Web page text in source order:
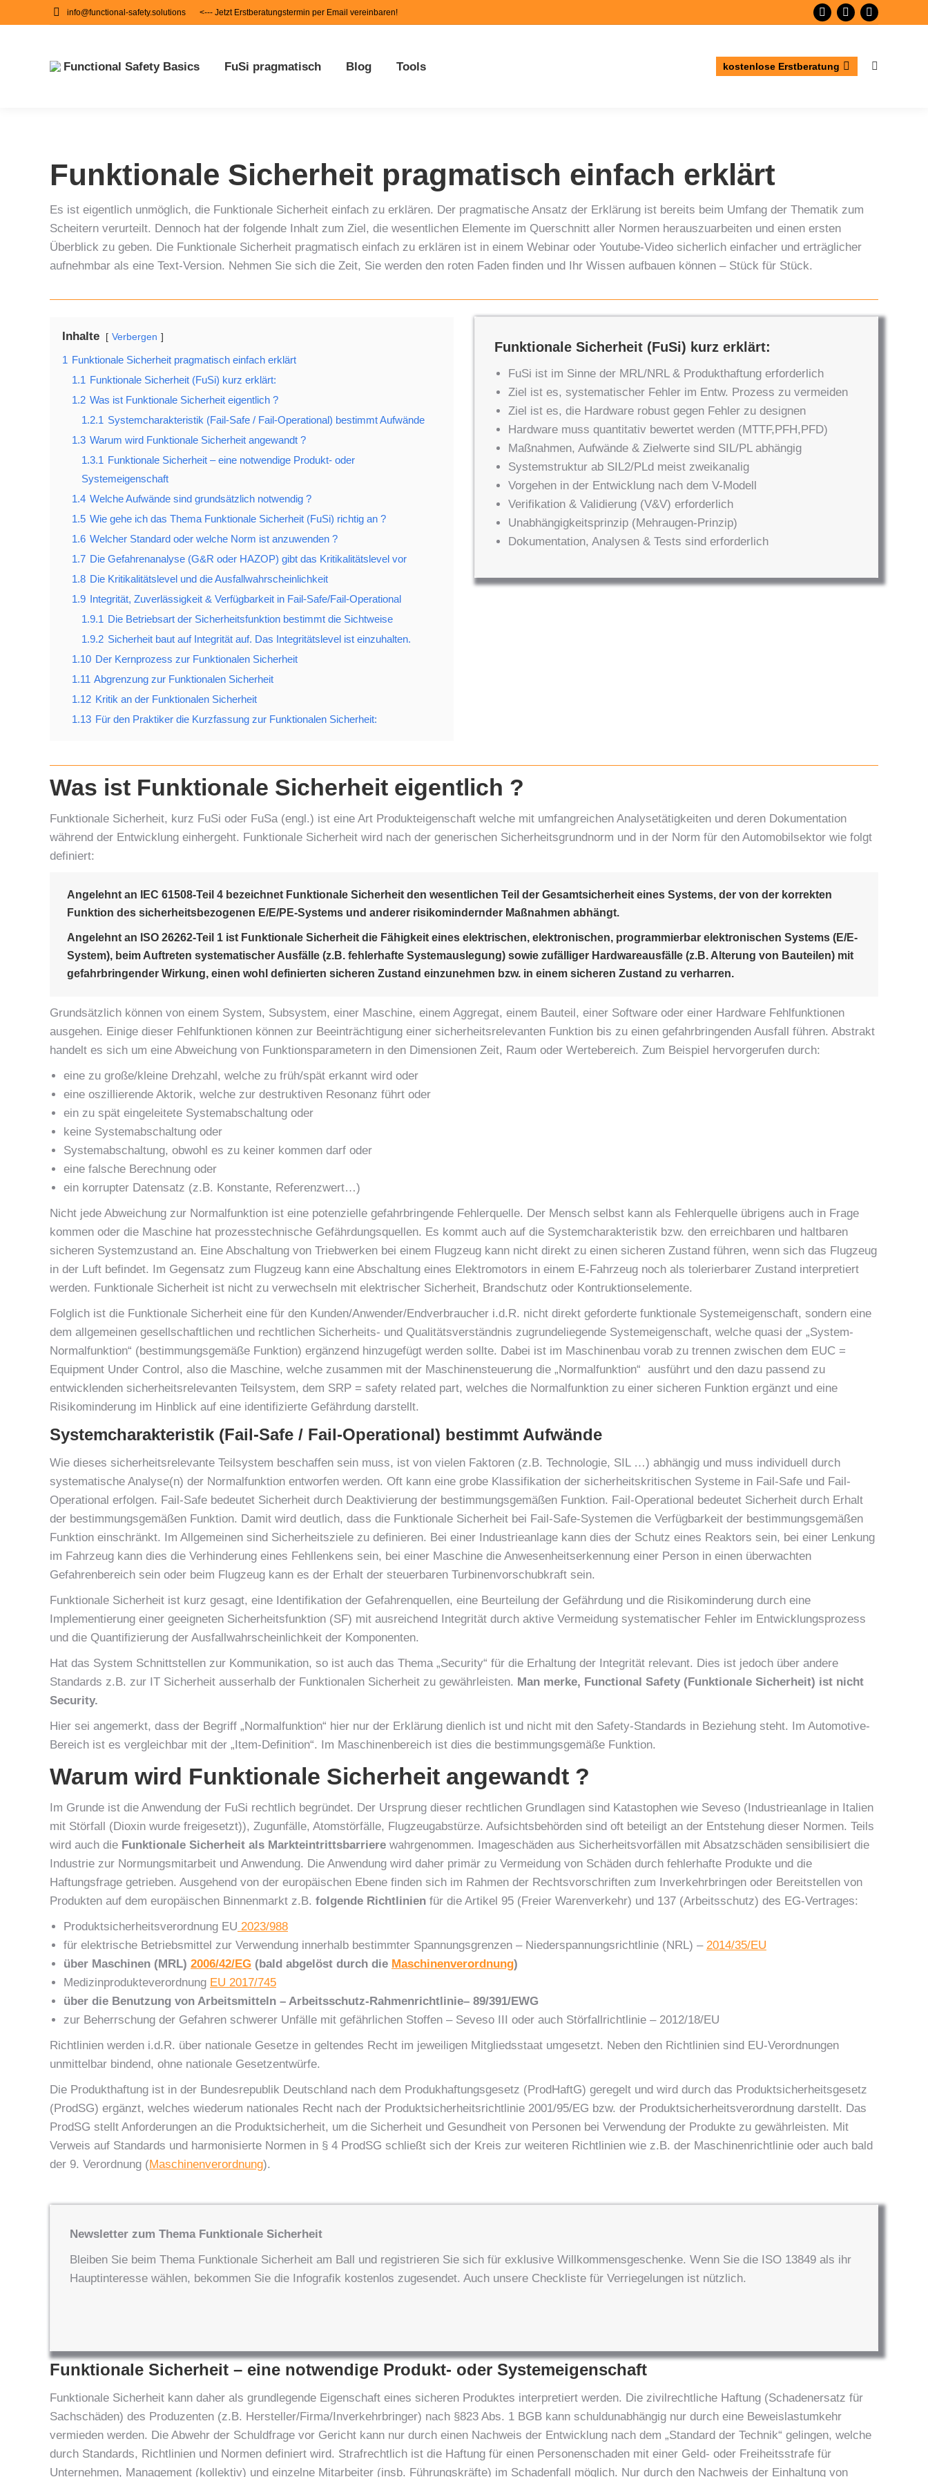
info@functional-safety.solutions <--- Jetzt Erstberatungstermin per Email vereinbaren!
YouTube
opens
in
Linkedin
opens
in
XING
Functional Safety Basics FuSi pragmatisch Blog Tools kostenlose Erstberatung Search:
Funktionale Sicherheit pragmatisch einfach erklärt
Es ist eigentlich unmöglich, die Funktionale Sicherheit einfach zu erklären. Der pragmatische Ansatz der Erklärung ist bereits beim Umfang der Thematik zum
Scheitern verurteilt. Dennoch hat der folgende Inhalt zum Ziel, die wesentlichen Elemente im Querschnitt aller Normen herauszuarbeiten und einen ersten
Überblick zu geben. Die Funktionale Sicherheit pragmatisch einfach zu erklären ist in einem Webinar oder Youtube-Video sicherlich einfacher und erträglicher
aufnehmbar als eine Text-Version. Nehmen Sie sich die Zeit, Sie werden den roten Faden finden und Ihr Wissen aufbauen können – Stück für Stück.
Inhalte Verbergen
1 Funktionale Sicherheit pragmatisch einfach erklärt
1.1 Funktionale Sicherheit (FuSi) kurz erklärt:
1.2 Was ist Funktionale Sicherheit eigentlich ?
1.2.1 Systemcharakteristik (Fail-Safe / Fail-Operational) bestimmt Aufwände
1.3 Warum wird Funktionale Sicherheit angewandt ?
1.3.1 Funktionale Sicherheit – eine notwendige Produkt- oder
Systemeigenschaft
1.4 Welche Aufwände sind grundsätzlich notwendig ?
1.5 Wie gehe ich das Thema Funktionale Sicherheit (FuSi) richtig an ?
1.6 Welcher Standard oder welche Norm ist anzuwenden ?
1.7 Die Gefahrenanalyse (G&R oder HAZOP) gibt das Kritikalitätslevel vor
1.8 Die Kritikalitätslevel und die Ausfallwahrscheinlichkeit
1.9 Integrität, Zuverlässigkeit & Verfügbarkeit in Fail-Safe/Fail-Operational
1.9.1 Die Betriebsart der Sicherheitsfunktion bestimmt die Sichtweise
1.9.2 Sicherheit baut auf Integrität auf. Das Integritätslevel ist einzuhalten.
1.10 Der Kernprozess zur Funktionalen Sicherheit
1.11 Abgrenzung zur Funktionalen Sicherheit
1.12 Kritik an der Funktionalen Sicherheit
1.13 Für den Praktiker die Kurzfassung zur Funktionalen Sicherheit:
Funktionale Sicherheit (FuSi) kurz erklärt:
FuSi ist im Sinne der MRL/NRL & Produkthaftung erforderlich
Ziel ist es, systematischer Fehler im Entw. Prozess zu vermeiden
Ziel ist es, die Hardware robust gegen Fehler zu designen
Hardware muss quantitativ bewertet werden (MTTF,PFH,PFD)
Maßnahmen, Aufwände & Zielwerte sind SIL/PL abhängig
Systemstruktur ab SIL2/PLd meist zweikanalig
Vorgehen in der Entwicklung nach dem V-Modell
Verifikation & Validierung (V&V) erforderlich
Unabhängigkeitsprinzip (Mehraugen-Prinzip)
Dokumentation, Analysen & Tests sind erforderlich
Was ist Funktionale Sicherheit eigentlich ?
Funktionale Sicherheit, kurz FuSi oder FuSa (engl.) ist eine Art Produkteigenschaft welche mit umfangreichen Analysetätigkeiten und deren Dokumentation
während der Entwicklung einhergeht. Funktionale Sicherheit wird nach der generischen Sicherheitsgrundnorm und in der Norm für den Automobilsektor wie folgt
definiert:
Angelehnt an IEC 61508-Teil 4 bezeichnet Funktionale Sicherheit den wesentlichen Teil der Gesamtsicherheit eines Systems, der von der korrekten
Funktion des sicherheitsbezogenen E/E/PE-Systems und anderer risikomindernder Maßnahmen abhängt.
Angelehnt an ISO 26262-Teil 1 ist Funktionale Sicherheit die Fähigkeit eines elektrischen, elektronischen, programmierbar elektronischen Systems (E/E-
System), beim Auftreten systematischer Ausfälle (z.B. fehlerhafte Systemauslegung) sowie zufälliger Hardwareausfälle (z.B. Alterung von Bauteilen) mit
gefahrbringender Wirkung, einen wohl definierten sicheren Zustand einzunehmen bzw. in einem sicheren Zustand zu verharren.
Grundsätzlich können von einem System, Subsystem, einer Maschine, einem Aggregat, einem Bauteil, einer Software oder einer Hardware Fehlfunktionen
ausgehen. Einige dieser Fehlfunktionen können zur Beeinträchtigung einer sicherheitsrelevanten Funktion bis zu einen gefahrbringenden Ausfall führen. Abstrakt
handelt es sich um eine Abweichung von Funktionsparametern in den Dimensionen Zeit, Raum oder Wertebereich. Zum Beispiel hervorgerufen durch:
eine zu große/kleine Drehzahl, welche zu früh/spät erkannt wird oder
eine oszillierende Aktorik, welche zur destruktiven Resonanz führt oder
ein zu spät eingeleitete Systemabschaltung oder
keine Systemabschaltung oder
Systemabschaltung, obwohl es zu keiner kommen darf oder
eine falsche Berechnung oder
ein korrupter Datensatz (z.B. Konstante, Referenzwert…)
Nicht jede Abweichung zur Normalfunktion ist eine potenzielle gefahrbringende Fehlerquelle. Der Mensch selbst kann als Fehlerquelle übrigens auch in Frage
kommen oder die Maschine hat prozesstechnische Gefährdungsquellen. Es kommt auch auf die Systemcharakteristik bzw. den erreichbaren und haltbaren
sicheren Systemzustand an. Eine Abschaltung von Triebwerken bei einem Flugzeug kann nicht direkt zu einen sicheren Zustand führen, wenn sich das Flugzeug
in der Luft befindet. Im Gegensatz zum Flugzeug kann eine Abschaltung eines Elektromotors in einem E-Fahrzeug noch als tolerierbarer Zustand interpretiert
werden. Funktionale Sicherheit ist nicht zu verwechseln mit elektrischer Sicherheit, Brandschutz oder Kontruktionselemente.
Folglich ist die Funktionale Sicherheit eine für den Kunden/Anwender/Endverbraucher i.d.R. nicht direkt geforderte funktionale Systemeigenschaft, sondern eine
dem allgemeinen gesellschaftlichen und rechtlichen Sicherheits- und Qualitätsverständnis zugrundeliegende Systemeigenschaft, welche quasi der „System-
Normalfunktion“ (bestimmungsgemäße Funktion) ergänzend hinzugefügt werden sollte. Dabei ist im Maschinenbau vorab zu trennen zwischen dem EUC =
Equipment Under Control, also die Maschine, welche zusammen mit der Maschinensteuerung die „Normalfunktion“ ausführt und den dazu passend zu
entwicklenden sicherheitsrelevanten Teilsystem, dem SRP = safety related part, welches die Normalfunktion zu einer sicheren Funktion ergänzt und eine
Risikominderung im Hinblick auf eine identifizierte Gefährdung darstellt.
Systemcharakteristik (Fail-Safe / Fail-Operational) bestimmt Aufwände
Wie dieses sicherheitsrelevante Teilsystem beschaffen sein muss, ist von vielen Faktoren (z.B. Technologie, SIL …) abhängig und muss individuell durch
systematische Analyse(n) der Normalfunktion entworfen werden. Oft kann eine grobe Klassifikation der sicherheitskritischen Systeme in Fail-Safe und Fail-
Operational erfolgen. Fail-Safe bedeutet Sicherheit durch Deaktivierung der bestimmungsgemäßen Funktion. Fail-Operational bedeutet Sicherheit durch Erhalt
der bestimmungsgemäßen Funktion. Damit wird deutlich, dass die Funktionale Sicherheit bei Fail-Safe-Systemen die Verfügbarkeit der bestimmungsgemäßen
Funktion einschränkt. Im Allgemeinen sind Sicherheitsziele zu definieren. Bei einer Industrieanlage kann dies der Schutz eines Reaktors sein, bei einer Lenkung
im Fahrzeug kann dies die Verhinderung eines Fehllenkens sein, bei einer Maschine die Anwesenheitserkennung einer Person in einen überwachten
Gefahrenbereich sein oder beim Flugzeug kann es der Erhalt der steuerbaren Turbinenvorschubkraft sein.
Funktionale Sicherheit ist kurz gesagt, eine Identifikation der Gefahrenquellen, eine Beurteilung der Gefährdung und die Risikominderung durch eine
Implementierung einer geeigneten Sicherheitsfunktion (SF) mit ausreichend Integrität durch aktive Vermeidung systematischer Fehler im Entwicklungsprozess
und die Quantifizierung der Ausfallwahrscheinlichkeit der Komponenten.
Hat das System Schnittstellen zur Kommunikation, so ist auch das Thema „Security“ für die Erhaltung der Integrität relevant. Dies ist jedoch über andere
Standards z.B. zur IT Sicherheit ausserhalb der Funktionalen Sicherheit zu gewährleisten. Man merke, Functional Safety (Funktionale Sicherheit) ist nicht
Security.
Hier sei angemerkt, dass der Begriff „Normalfunktion“ hier nur der Erklärung dienlich ist und nicht mit den Safety-Standards in Beziehung steht. Im Automotive-
Bereich ist es vergleichbar mit der „Item-Definition“. Im Maschinenbereich ist dies die bestimmungsgemäße Funktion.
Warum wird Funktionale Sicherheit angewandt ?
Im Grunde ist die Anwendung der FuSi rechtlich begründet. Der Ursprung dieser rechtlichen Grundlagen sind Katastophen wie Seveso (Industrieanlage in Italien
mit Störfall (Dioxin wurde freigesetzt)), Zugunfälle, Atomstörfälle, Flugzeugabstürze. Aufsichtsbehörden sind oft beteiligt an der Entstehung dieser Normen. Teils
wird auch die Funktionale Sicherheit als Markteintrittsbarriere wahrgenommen. Imageschäden aus Sicherheitsvorfällen mit Absatzschäden sensibilisiert die
Industrie zur Normungsmitarbeit und Anwendung. Die Anwendung wird daher primär zu Vermeidung von Schäden durch fehlerhafte Produkte und die
Haftungsfrage getrieben. Ausgehend von der europäischen Ebene finden sich im Rahmen der Rechtsvorschriften zum Inverkehrbringen oder Bereitstellen von
Produkten auf dem europäischen Binnenmarkt z.B. folgende Richtlinien für die Artikel 95 (Freier Warenverkehr) und 137 (Arbeitsschutz) des EG-Vertrages:
Produktsicherheitsverordnung EU 2023/988
für elektrische Betriebsmittel zur Verwendung innerhalb bestimmter Spannungsgrenzen – Niederspannungsrichtlinie (NRL) – 2014/35/EU
über Maschinen (MRL) 2006/42/EG (bald abgelöst durch die Maschinenverordnung)
Medizinprodukteverordnung EU 2017/745
über die Benutzung von Arbeitsmitteln – Arbeitsschutz-Rahmenrichtlinie– 89/391/EWG
zur Beherrschung der Gefahren schwerer Unfälle mit gefährlichen Stoffen – Seveso III oder auch Störfallrichtlinie – 2012/18/EU
Richtlinien werden i.d.R. über nationale Gesetze in geltendes Recht im jeweiligen Mitgliedsstaat umgesetzt. Neben den Richtlinien sind EU-Verordnungen
unmittelbar bindend, ohne nationale Gesetzentwürfe.
Die Produkthaftung ist in der Bundesrepublik Deutschland nach dem Produkhaftungsgesetz (ProdHaftG) geregelt und wird durch das Produktsicherheitsgesetz
(ProdSG) ergänzt, welches wiederum nationales Recht nach der Produktsicherheitsrichtlinie 2001/95/EG bzw. der Produktsicherheitsverordnung darstellt. Das
ProdSG stellt Anforderungen an die Produktsicherheit, um die Sicherheit und Gesundheit von Personen bei Verwendung der Produkte zu gewährleisten. Mit
Verweis auf Standards und harmonisierte Normen in § 4 ProdSG schließt sich der Kreis zur weiteren Richtlinien wie z.B. der Maschinenrichtlinie oder auch bald
der 9. Verordnung (Maschinenverordnung).
Newsletter zum Thema Funktionale Sicherheit
Bleiben Sie beim Thema Funktionale Sicherheit am Ball und registrieren Sie sich für exklusive Willkommensgeschenke. Wenn Sie die ISO 13849 als ihr
Hauptinteresse wählen, bekommen Sie die Infografik kostenlos zugesendet. Auch unsere Checkliste für Verriegelungen ist nützlich.
Funktionale Sicherheit – eine notwendige Produkt- oder Systemeigenschaft
Funktionale Sicherheit kann daher als grundlegende Eigenschaft eines sicheren Produktes interpretiert werden. Die zivilrechtliche Haftung (Schadenersatz für
Sachschäden) des Produzenten (z.B. Hersteller/Firma/Inverkehrbringer) nach §823 Abs. 1 BGB kann schuldunabhängig nur durch eine Beweislastumkehr
vermieden werden. Die Abwehr der Schuldfrage vor Gericht kann nur durch einen Nachweis der Entwicklung nach dem „Standard der Technik“ gelingen, welche
durch Standards, Richtlinien und Normen definiert wird. Strafrechtlich ist die Haftung für einen Personenschaden mit einer Geld- oder Freiheitsstrafe für
Unternehmen, Management (kollektiv) und einzelne Mitarbeiter (insb. Führungskräfte) im Schadenfall möglich. Nur durch den Nachweis der Einhaltung von